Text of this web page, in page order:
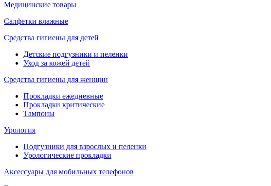
Медицинские товары
Салфетки влажные
Средства гигиены для детей
Детские подгузники и пеленки
Уход за кожей детей
Средства гигиены для женщин
Прокладки ежедневные
Прокладки критические
Тампоны
Урология
Подгузники для взрослых и пеленки
Урологические прокладки
Аксессуары для мобильных телефонов